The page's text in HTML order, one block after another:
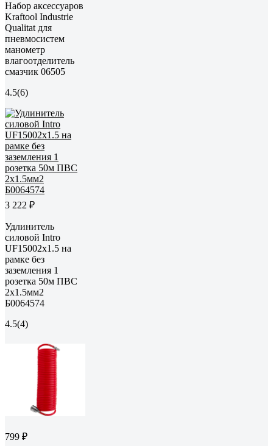
Набор аксессуаров
Kraftool Industrie
Qualitat для
пневмосистем
манометр
влагоотделитель
смазчик 06505
4.5(6)
3 222 ₽
Удлинитель
силовой Intro
UF15002x1.5 на
рамке без
заземления 1
розетка 50м ПВС
2x1.5мм2
Б0064574
4.5(4)
799 ₽